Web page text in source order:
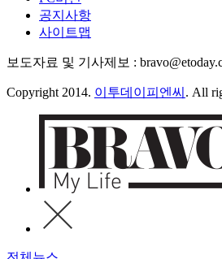
공지사항
사이트맵
보도자료 및 기사제보 :
Copyright 2014. 이투데이피엔씨 . All